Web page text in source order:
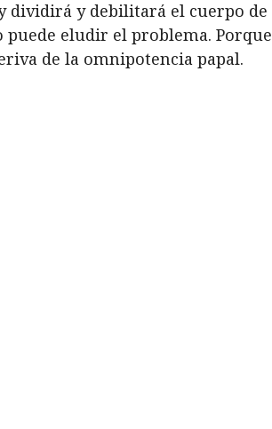
dividirá y debilitará el cuerpo de
puede eludir el problema. Porque
de la omnipotencia papal.